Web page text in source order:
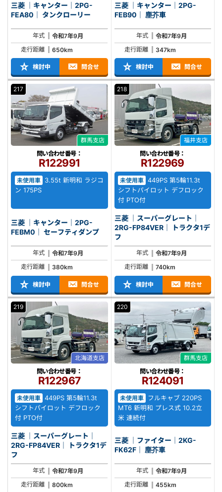
三菱 ｜キャンター｜2PG-
FEA80｜ タンクローリー
年式
令和7年9月
走行距離
650km
検討中 問合せ
三菱 ｜キャンター｜2PG-
FEB90｜ 塵芥車
年式
令和7年9月
走行距離
347km
検討中 問合せ
217
群馬支店
問い合わせ番号：
R122991
未使用車
3.55t 新明和 ラジコ
ン 175PS
三菱 ｜キャンター｜2PG-
FEBM0｜ セーフティダンプ
年式
令和7年9月
走行距離
380km
検討中 問合せ
218
福井支店
問い合わせ番号：
R122969
未使用車 449PS 第5輪11.3t
シフトパイロット デフロック
付 PTO付
三菱 ｜スーパーグレート｜
2RG-FP84VER｜ トラクタ1デ
フ
年式
令和7年9月
走行距離
740km
検討中 問合せ
219
北海道支店
問い合わせ番号：
R122967
未使用車 449PS 第5輪11.3t
シフトパイロット デフロック
付 PTO付
三菱 ｜スーパーグレート｜
2RG-FP84VER｜ トラクタ1デ
フ
年式
令和7年9月
走行距離
800km
220
群馬支店
問い合わせ番号：
R124091
未使用車 フルキャブ 220PS
MT6 新明和 プレス式 10.2立
米 連続付
三菱 ｜ファイター｜2KG-
FK62F｜ 塵芥車
年式
令和7年9月
走行距離
455km